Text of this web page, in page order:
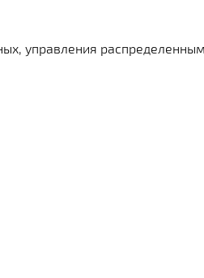
управления